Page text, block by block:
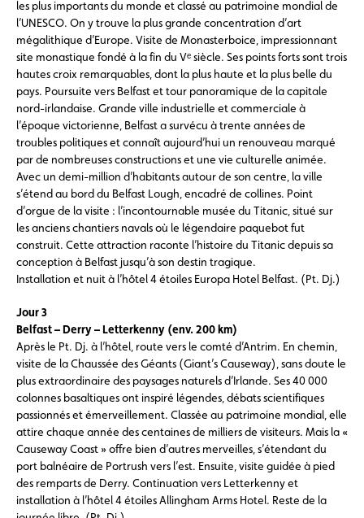
les plus importants du monde et classé au patrimoine mondial de
l’UNESCO. On y trouve la plus grande concentration d’art
mégalithique d’Europe. Visite de Monasterboice, impressionnant
site monastique fondé à la fin du Vᵉ siècle. Ses points forts sont trois
hautes croix remarquables, dont la plus haute et la plus belle du
pays. Poursuite vers Belfast et tour panoramique de la capitale
nord-irlandaise. Grande ville industrielle et commerciale à
l’époque victorienne, Belfast a survécu à trente années de
troubles politiques et connaît aujourd’hui un renouveau marqué
par de nombreuses constructions et une vie culturelle animée.
Avec un demi-million d’habitants autour de son centre, la ville
s’étend au bord du Belfast Lough, encadré de collines. Point
d’orgue de la visite : l’incontournable musée du Titanic, situé sur
les anciens chantiers navals où le légendaire paquebot fut
construit. Cette attraction raconte l’histoire du Titanic depuis sa
conception à Belfast jusqu’à son destin tragique.
Installation et nuit à l’hôtel 4 étoiles Europa Hotel Belfast. (Pt. Dj.)
Jour 3
Belfast – Derry – Letterkenny (env. 200 km)
Après le Pt. Dj. à l’hôtel, route vers le comté d’Antrim. En chemin,
visite de la Chaussée des Géants (Giant’s Causeway), sans doute le
plus extraordinaire des paysages naturels d’Irlande. Ses 40 000
colonnes basaltiques ont inspiré légendes, débats scientifiques
passionnés et émerveillement. Classée au patrimoine mondial, elle
attire chaque année des centaines de milliers de visiteurs. Mais la «
Causeway Coast » offre bien d’autres merveilles, s’étendant du
port balnéaire de Portrush vers l’est. Ensuite, visite guidée à pied
des remparts de Derry. Continuation vers Letterkenny et
installation à l’hôtel 4 étoiles Allingham Arms Hotel. Reste de la